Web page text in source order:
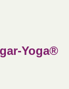
Yoga®